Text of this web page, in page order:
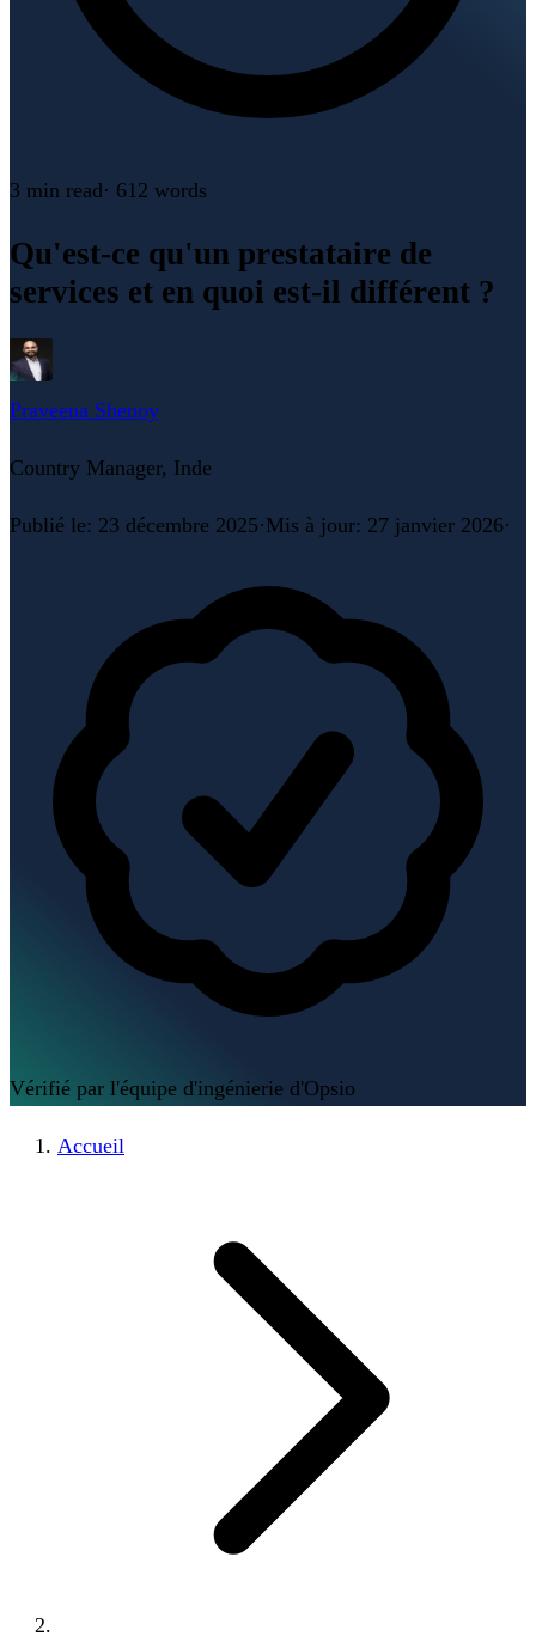
3 min read· 612 words
Qu'est-ce qu'un prestataire de
services et en quoi est-il différent ?
Praveena Shenoy
Country Manager, Inde
Publié le: 23 décembre 2025·Mis à jour: 27 janvier 2026·
Vérifié par l'équipe d'ingénierie d'Opsio
Accueil